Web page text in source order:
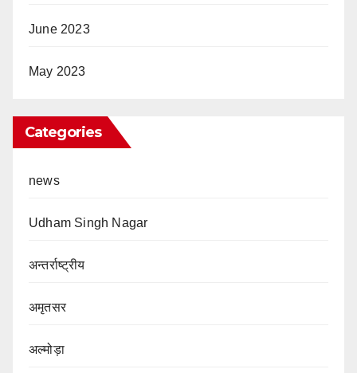
June 2023
May 2023
Categories
news
Udham Singh Nagar
अन्तर्राष्ट्रीय
अमृतसर
अल्मोड़ा